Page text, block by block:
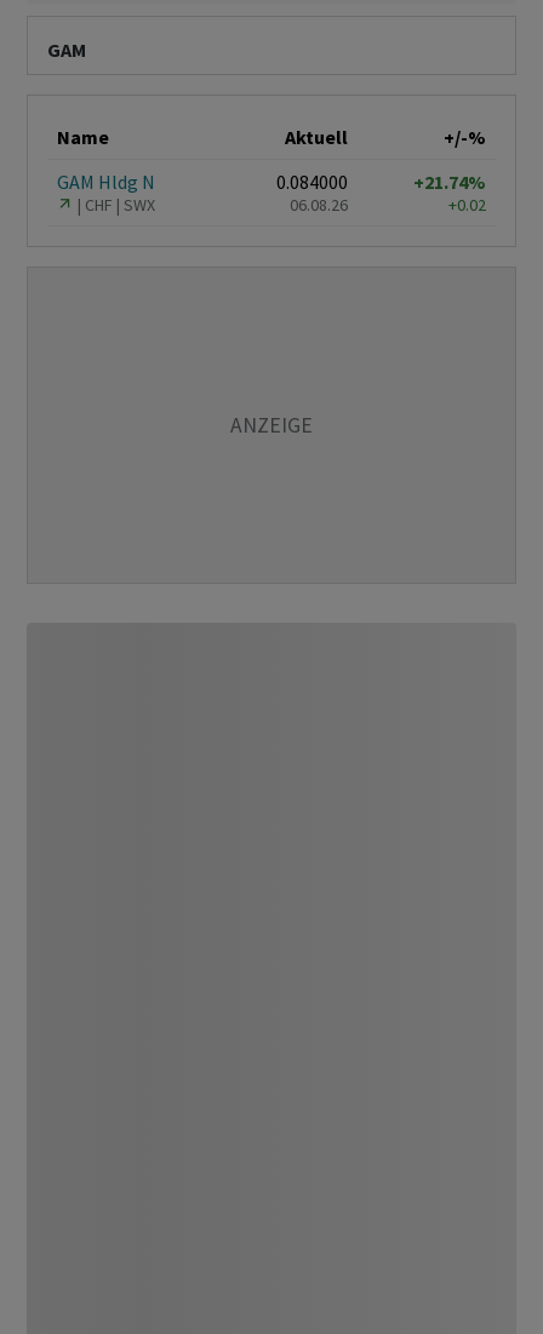
GAM
Name Aktuell
+/-%
GAM Hldg N
CHF SWX
0.084000
06.08.26
+21.74%
+0.02